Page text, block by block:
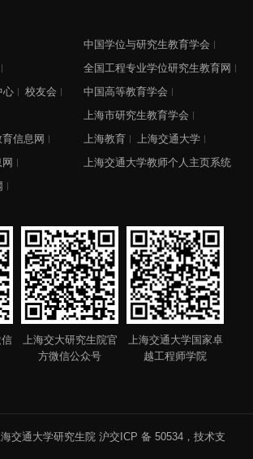
心
校友会
信息网
中国学位与研究生教育学会
全国工程专业学位研究生教育网
中国高等教育学会
上海市研究生教育学会
上海教育
上海交通大学
上海交通大学教师个人主页系统
上海交大研究生院官
方微信公众号
上海交通大学国家卓
越工程师学院
交通大学研究生院沪交ICP 备 50534 ，技术支